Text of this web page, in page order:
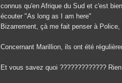
connus qu'en Afrique du Sud et c'est
écouter "As long as I am here"
Bizarrement, çà me fait penser à Police,
Concernant Marillion, ils ont été
Et vous savez quoi ?????????????